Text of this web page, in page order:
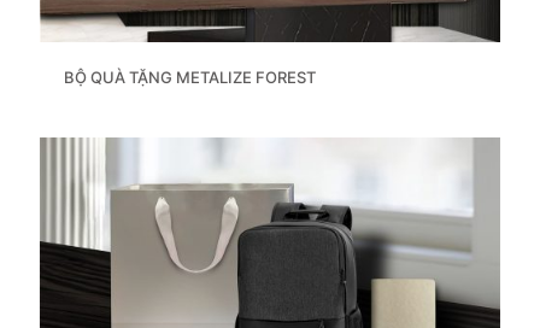
BỘ QUÀ TẶNG METALIZE FOREST